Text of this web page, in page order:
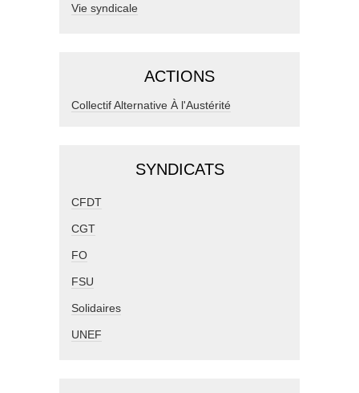
Vie syndicale
ACTIONS
Collectif Alternative À l'Austérité
SYNDICATS
CFDT
CGT
FO
FSU
Solidaires
UNEF